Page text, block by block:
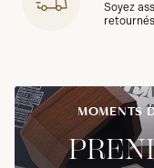
Soyez
MOMENTS